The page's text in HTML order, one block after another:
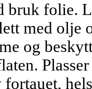
bruk folie.
med olje
og